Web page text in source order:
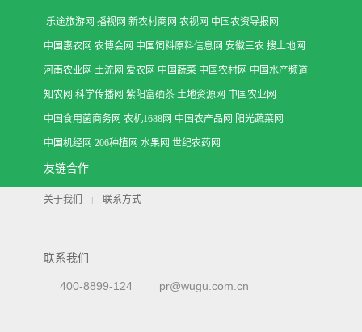
乐途旅游网 播视网 新农村商网 农视网 中国农资导报网
中国惠农网 农博会网 中国饲料原料信息网 安徽三农 搜土地网
河南农业网 土流网 爱农网 中国蔬菜 中国农村网 中国水产频道
知农网 科学传播网 紫阳富硒茶 土地资源网 中国农业网
中国食用菌商务网 农机1688网 中国农产品网 阳光蔬菜网
中国机经网 206种植网 水果网 世纪农药网
友链合作
关于我们 | 联系方式
联系我们
400-8899-124 pr@wugu.com.cn